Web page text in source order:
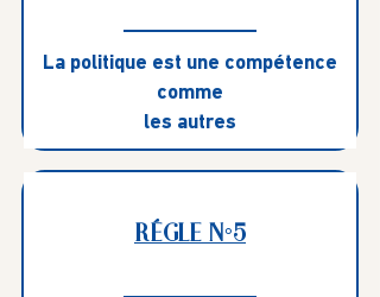
La politique est une compétence
comme
les autres
RÉGLE N°5